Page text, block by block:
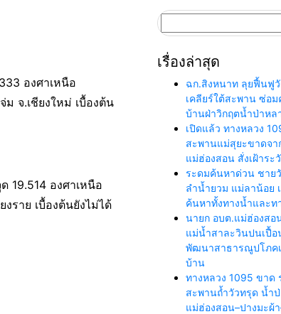
องศาเหนือ
จ.เชียงใหม่ เบื้องต้น
19.514 องศาเหนือ
ราย เบื้องต้นยังไม่ได้
สำหรับ:
เรื่องล่าสุด
ฉก.สิงหนาท ลุยฟื้นฟูวั
เคลียร์ใต้สะพาน ซ่อ
บ้านฝ่าวิกฤตน้ำป่าหล
เปิดแล้ว ทางหลวง
สะพานแม่สุยะขาดจา
แม่ฮ่องสอน สั่งเฝ้าระ
ระดมค้นหาด่วน ชาย
ลำน้ำยวม แม่ลาน้อย
ค้นหาทั้งทางน้ำและท
นายก อบต.แม่ฮ่องสอ
แม่น้ำสาละวินปนเปื้
พัฒนาสาธารณูปโภค
บ้าน
ทางหลวง 1095 ขาด
สะพานถ้ำวัวทรุด น้ำ
แม่ฮ่องสอน–ปางมะผ้